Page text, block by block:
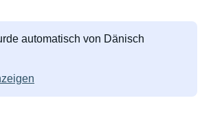
automatisch von Dänisch